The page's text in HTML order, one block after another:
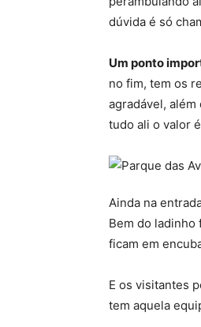
dúvida é só
Um ponto
no fim, tem os
agradável,
tudo ali o valor
Ainda na
Bem do ladinho
ficam em
E os visitantes
tem aquela